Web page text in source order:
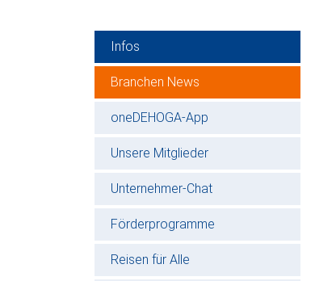
Infos
Branchen News
oneDEHOGA-App
Unsere Mitglieder
Unternehmer-Chat
Förderprogramme
Reisen für Alle